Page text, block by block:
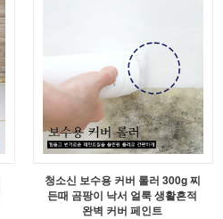
청소신 보수용 커버 롤러 300g 찌
든때 곰팡이 낙서 얼룩 생활흔적
완벽 커버 페인트